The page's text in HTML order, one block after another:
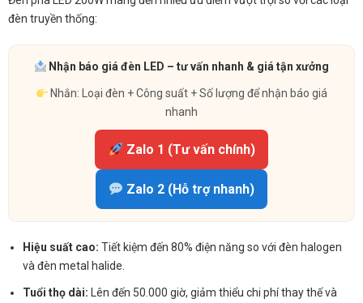
đèn truyền thống:
Nhận báo giá đèn LED – tư vấn nhanh & giá tận xưởng
Nhắn: Loại đèn + Công suất + Số lượng để nhận báo giá
nhanh
Zalo 1 (Tư vấn chính)
Zalo 2 (Hỗ trợ nhanh)
Hiệu suất cao: Tiết kiệm đến 80% điện năng so với đèn halogen
và đèn metal halide.
Tuổi thọ dài: Lên đến 50.000 giờ, giảm thiểu chi phí thay thế và